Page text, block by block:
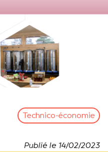
Publié le 14/02/2023
Technico-économie